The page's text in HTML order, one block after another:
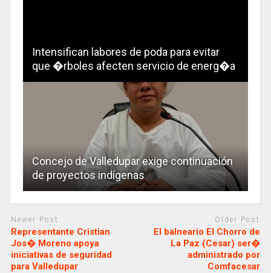
Intensifican labores de poda para evitar
que �rboles afecten servicio de energ�a
Concejo de Valledupar exige continuación
de proyectos indígenas
Newer Post
Representante Cristian
Jos� Moreno apoya
iniciativas de seguridad
para Valledupar
Older Post
El balneario El Chorro de
La Paz (Cesar) ser�
administrado por
Comfacesar